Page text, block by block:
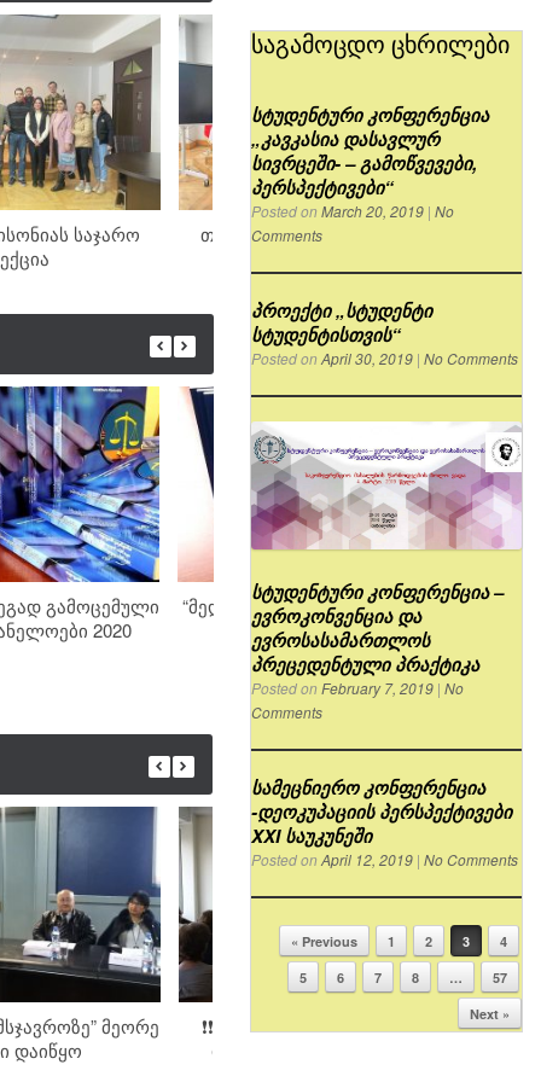
საჯარო
თეიმურაზ მალანიას საჯარო
გამოცემული
2020
“მედიასამართლის” სამეცნიერო
პროექტის შედეგად
მონოგრაფია გამოიცა
მეორე
დაიწყო
❗❗❗,,პოლიტიკა სამსჯავროზე“
დაიწყო მ ე ო რ ე სეზონის
საგამოცდო ცხრილები
სტუდენტური კონფერენცია
„კავკასია დასავლურ
სივრცეში- – გამოწვევები,
პერსპექტივები“
Posted on March 20, 2019 | No
Comments
პროექტი „სტუდენტი
სტუდენტისთვის“
Posted on April 30, 2019 | No Comments
სტუდენტური კონფერენცია –
ევროკონვენცია და
ევროსასამართლოს
პრეცედენტული პრაქტიკა
Posted on February 7, 2019 | No
Comments
სამეცნიერო კონფერენცია
-დეოკუპაციის პერსპექტივები
XXI საუკუნეში
Posted on April 12, 2019 | No Comments
Post navigation
« Previous 1 2 3
4
5
6 7 8 …
57
Next »